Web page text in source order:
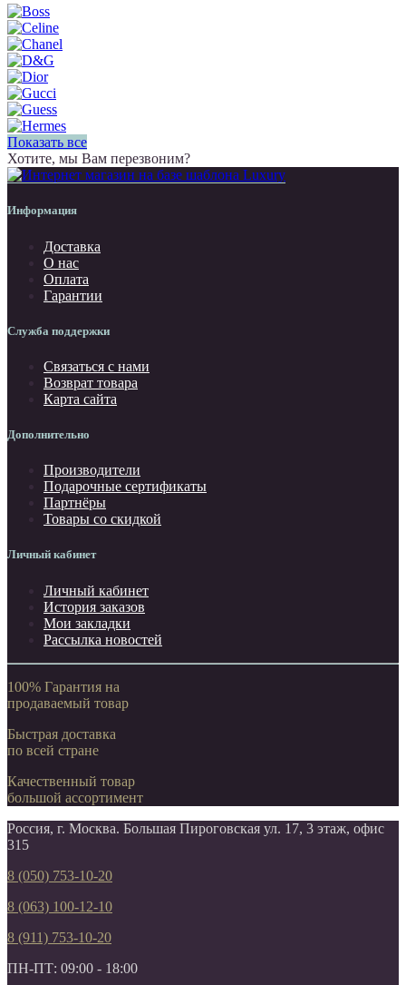
Показать все
Хотите, мы Вам перезвоним?
Информация
Доставка
О нас
Оплата
Гарантии
Служба поддержки
Связаться с нами
Возврат товара
Карта сайта
Дополнительно
Производители
Подарочные сертификаты
Партнёры
Товары со скидкой
Личный кабинет
Личный кабинет
История заказов
Мои закладки
Рассылка новостей
100% Гарантия на
продаваемый товар
Быстрая доставка
по всей стране
Качественный товар
большой ассортимент
Россия, г. Москва. Большая Пироговская ул. 17, 3 этаж, офис
315
8 (050) 753-10-20
8 (063) 100-12-10
8 (911) 753-10-20
ПН-ПТ: 09:00 - 18:00